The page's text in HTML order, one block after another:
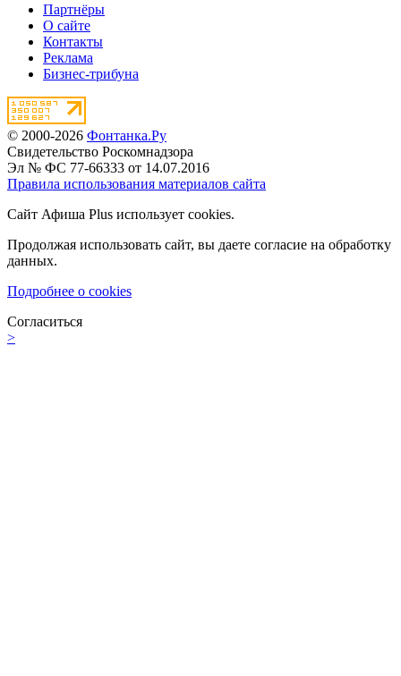
Партнёры
О сайте
Контакты
Реклама
Бизнес-трибуна
© 2000-2026 Фонтанка.Ру
Свидетельство Роскомнадзора
Эл № ФС 77-66333 от 14.07.2016
Правила использования материалов сайта
Сайт Афиша Plus использует cookies.
Продолжая использовать сайт, вы даете согласие на обработку
данных.
Подробнее о cookies
Согласиться
>